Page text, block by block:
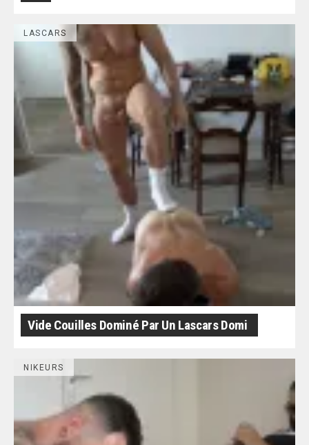
LASCARS
Vide Couilles Dominé Par Un Lascars Domi
NIKEURS